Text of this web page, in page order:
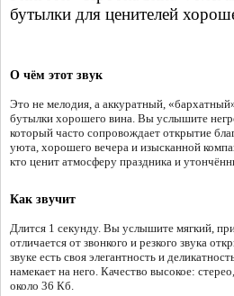
бутылки для ценителей
О чём этот звук
Это не мелодия, а аккуратный,
бутылки хорошего вина. Вы услышите
который часто сопровождает открытие
уюта, хорошего вечера и изысканной
кто ценит атмосферу праздника и
Как звучит
Длится 1 секунду. Вы услышите мягкий,
отличается от звонкого и резкого звука
звуке есть своя элегантность и
намекает на него. Качество высокое:
около 36 Кб.